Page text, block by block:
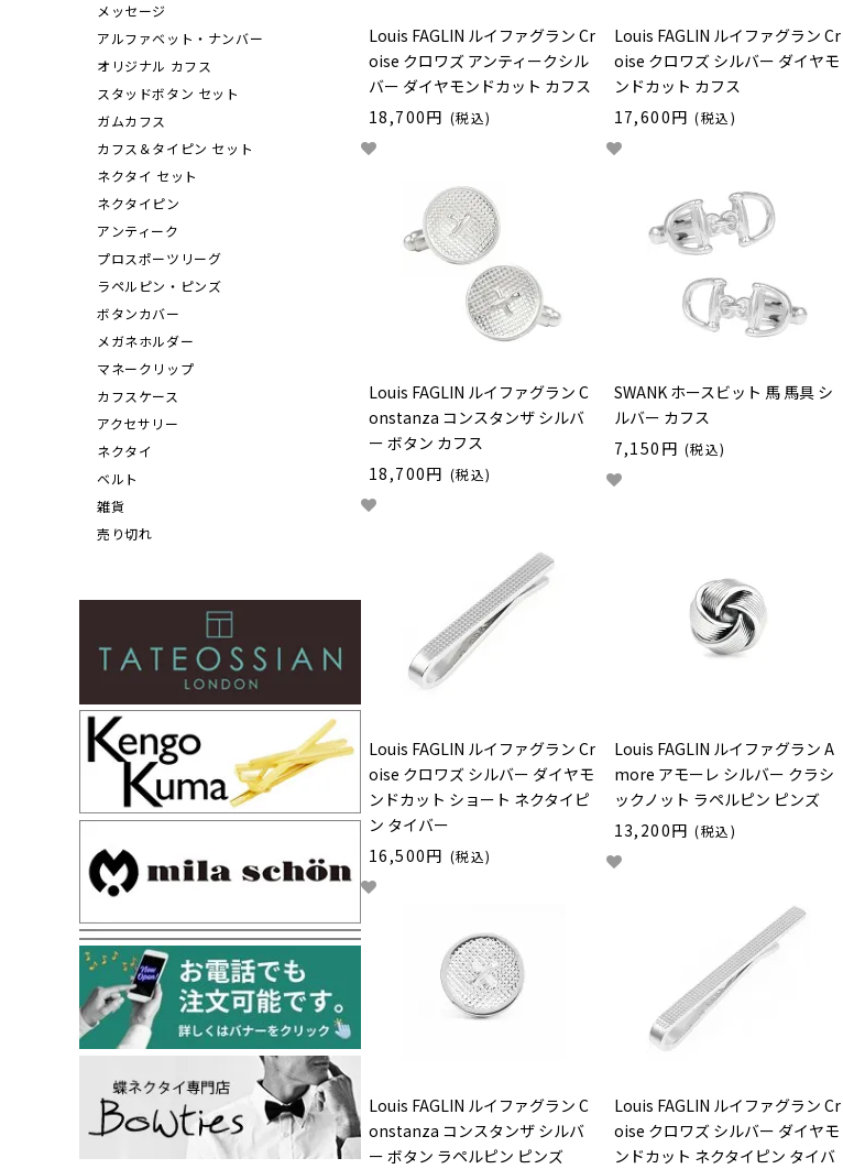
メッセージ
アルファベット・ナンバー
オリジナル カフス
スタッドボタン セット
ガムカフス
カフス＆タイピン セット
ネクタイ セット
ネクタイピン
アンティーク
プロスポーツリーグ
ラペルピン・ピンズ
ボタンカバー
メガネホルダー
マネークリップ
カフスケース
アクセサリー
ネクタイ
ベルト
雑貨
売り切れ
Louis FAGLIN ルイファグラン Cr
oise クロワズ アンティークシル
バー ダイヤモンドカット カフス
18,700円 (税込)
Louis FAGLIN ルイファグラン Cr
oise クロワズ シルバー ダイヤモ
ンドカット カフス
17,600円 (税込)
Louis FAGLIN ルイファグラン C
onstanza コンスタンザ シルバ
ー ボタン カフス
18,700円 (税込)
SWANK ホースビット 馬 馬具 シ
ルバー カフス
7,150円 (税込)
Louis FAGLIN ルイファグラン Cr
oise クロワズ シルバー ダイヤモ
ンドカット ショート ネクタイピ
ン タイバー
16,500円 (税込)
Louis FAGLIN ルイファグラン A
more アモーレ シルバー クラシ
ックノット ラペルピン ピンズ
13,200円 (税込)
Louis FAGLIN ルイファグラン C
onstanza コンスタンザ シルバ
ー ボタン ラペルピン ピンズ
Louis FAGLIN ルイファグラン Cr
oise クロワズ シルバー ダイヤモ
ンドカット ネクタイピン タイバ